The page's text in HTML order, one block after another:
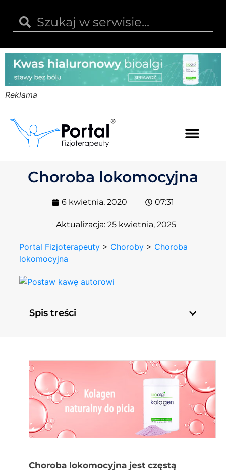
Reklama
Choroba lokomocyjna
6 kwietnia, 2020 07:31
Aktualizacja: 25 kwietnia, 2025
Portal Fizjoterapeuty > Choroby > Choroba
lokomocyjna
Spis treści
Choroba lokomocyjna jest częstą